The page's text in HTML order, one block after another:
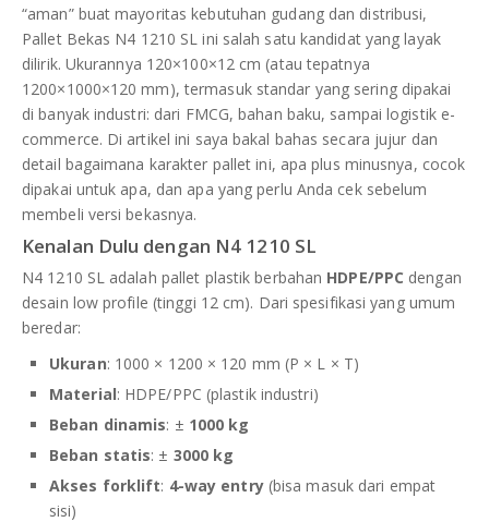
“aman” buat mayoritas kebutuhan gudang dan distribusi,
Pallet Bekas N4 1210 SL ini salah satu kandidat yang layak
dilirik. Ukurannya 120×100×12 cm (atau tepatnya
1200×1000×120 mm), termasuk standar yang sering dipakai
di banyak industri: dari FMCG, bahan baku, sampai logistik e-
commerce. Di artikel ini saya bakal bahas secara jujur dan
detail bagaimana karakter pallet ini, apa plus minusnya, cocok
dipakai untuk apa, dan apa yang perlu Anda cek sebelum
membeli versi bekasnya.
Kenalan Dulu dengan N4 1210 SL
N4 1210 SL adalah pallet plastik berbahan HDPE/PPC dengan
desain low profile (tinggi 12 cm). Dari spesifikasi yang umum
beredar:
Ukuran: 1000 × 1200 × 120 mm (P × L × T)
Material: HDPE/PPC (plastik industri)
Beban dinamis: ± 1000 kg
Beban statis: ± 3000 kg
Akses forklift: 4-way entry(bisa masuk dari empat
sisi)